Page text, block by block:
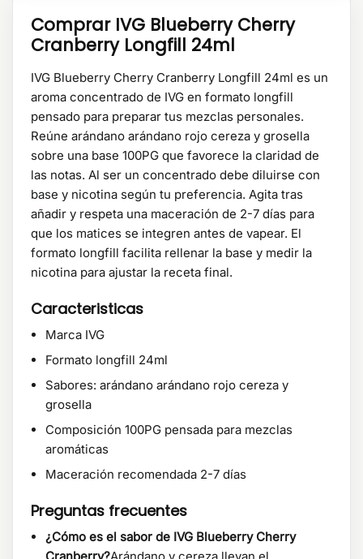
Comprar IVG Blueberry Cherry
Cranberry Longfill 24ml
IVG Blueberry Cherry Cranberry Longfill 24ml es un
aroma concentrado de IVG en formato longfill
pensado para preparar tus mezclas personales.
Reúne arándano arándano rojo cereza y grosella
sobre una base 100PG que favorece la claridad de
las notas. Al ser un concentrado debe diluirse con
base y nicotina según tu preferencia. Agita tras
añadir y respeta una maceración de 2-7 días para
que los matices se integren antes de vapear. El
formato longfill facilita rellenar la base y medir la
nicotina para ajustar la receta final.
Caracteristicas
Marca IVG
Formato longfill 24ml
Sabores: arándano arándano rojo cereza y
grosella
Composición 100PG pensada para mezclas
aromáticas
Maceración recomendada 2-7 días
Preguntas frecuentes
¿Cómo es el sabor de IVG Blueberry Cherry